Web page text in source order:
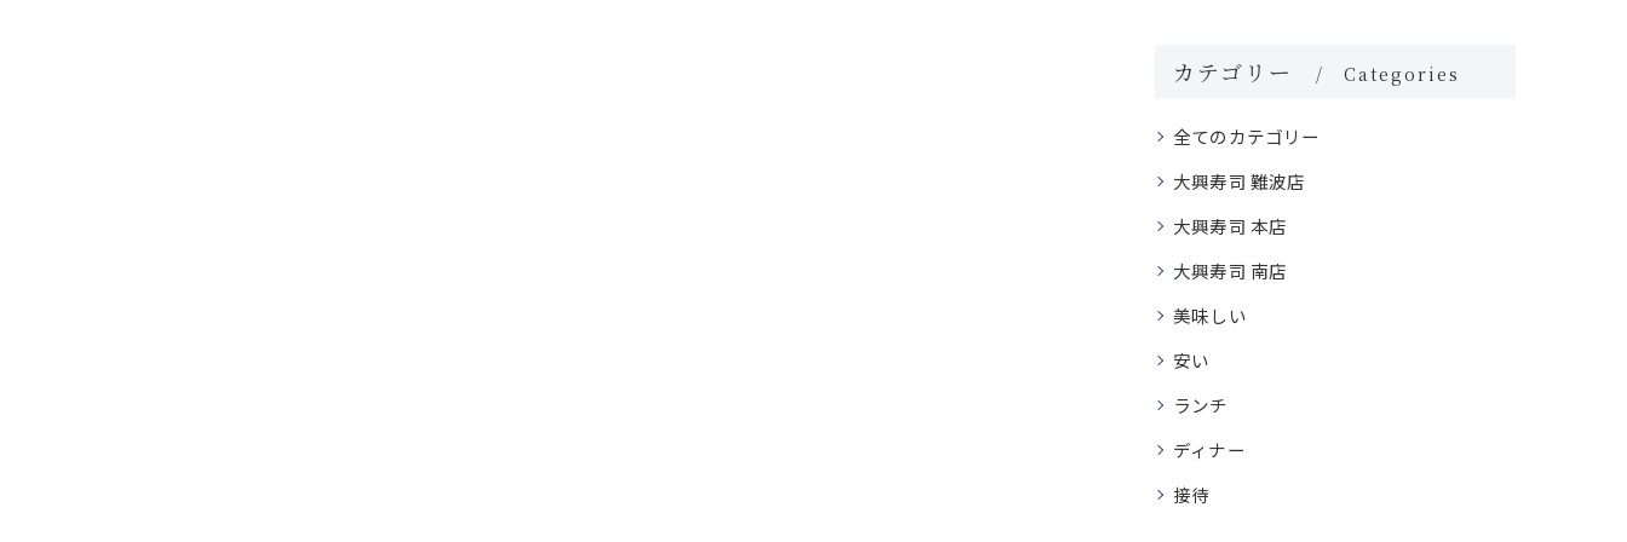
カテゴリー Categories
全てのカテゴリー
大興寿司 難波店
大興寿司 本店
大興寿司 南店
美味しい
安い
ランチ
ディナー
接待